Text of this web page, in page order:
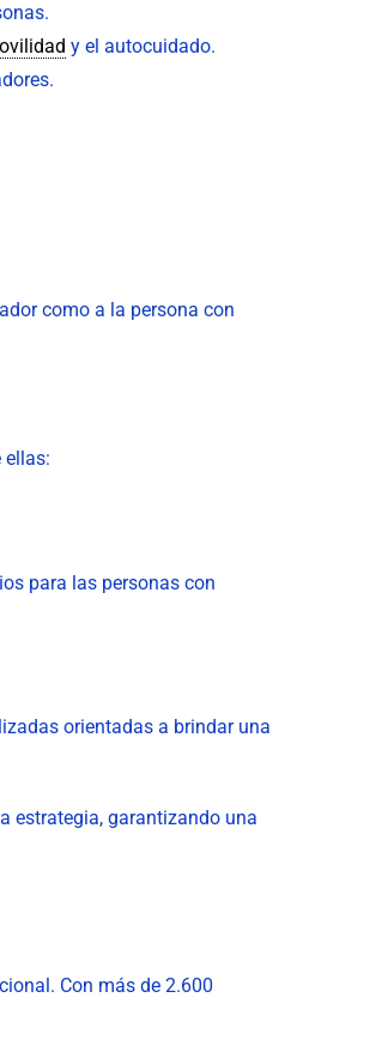
y el autocuidado.
como a la persona con
ellas:
para las personas con
orientadas a brindar una
estrategia, garantizando una
Con más de 2.600